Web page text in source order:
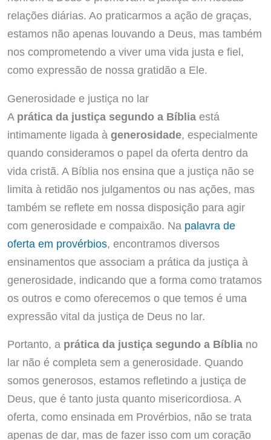
relações diárias. Ao praticarmos a ação de graças,
estamos não apenas louvando a Deus, mas também
nos comprometendo a viver uma vida justa e fiel,
como expressão de nossa gratidão a Ele.
Generosidade e justiça no lar
A prática da justiça segundo a Bíbliaestá
intimamente ligada à generosidade, especialmente
quando consideramos o papel da oferta dentro da
vida cristã. A Bíblia nos ensina que a justiça não se
limita à retidão nos julgamentos ou nas ações, mas
também se reflete em nossa disposição para agir
com generosidade e compaixão. Na palavra de
oferta em provérbios, encontramos diversos
ensinamentos que associam a prática da justiça à
generosidade, indicando que a forma como tratamos
os outros e como oferecemos o que temos é uma
expressão vital da justiça de Deus no lar.
Portanto, a prática da justiça segundo a Bíbliano
lar não é completa sem a generosidade. Quando
somos generosos, estamos refletindo a justiça de
Deus, que é tanto justa quanto misericordiosa. A
oferta, como ensinada em Provérbios, não se trata
apenas de dar, mas de fazer isso com um coração